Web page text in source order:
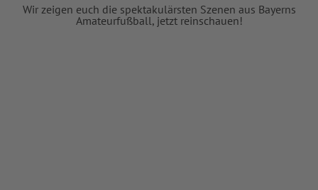
Wir zeigen euch die spektakulärsten Szenen aus Bayerns
Amateurfußball, jetzt reinschauen!